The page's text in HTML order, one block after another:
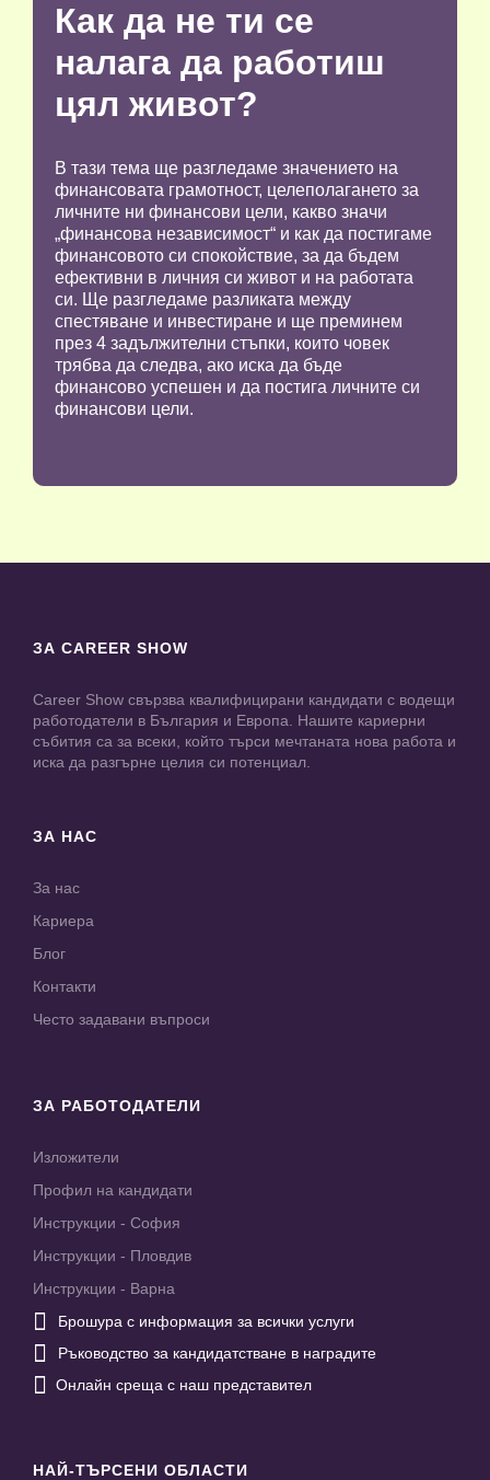
Как да не ти се
налага да работиш
цял живот?
В тази тема ще разгледаме значението на
финансовата грамотност, целеполагането за
личните ни финансови цели, какво значи
„финансова независимост“ и как да постигаме
финансовото си спокойствие, за да бъдем
ефективни в личния си живот и на работата
си. Ще разгледаме разликата между
спестяване и инвестиране и ще преминем
през 4 задължителни стъпки, които човек
трябва да следва, ако иска да бъде
финансово успешен и да постига личните си
финансови цели.
ЗА CAREER SHOW
Career Show свързва квалифицирани кандидати с водещи
работодатели в България и Европа. Нашите кариерни
събития са за всеки, който търси мечтаната нова работа и
иска да разгърне целия си потенциал.
ЗА НАС
За нас
Кариера
Блог
Контакти
Често задавани въпроси
ЗА РАБОТОДАТЕЛИ
Изложители
Профил на кандидати
Инструкции - София
Инструкции - Пловдив
Инструкции - Варна
 Брошура с информация за всички услуги
 Ръководство за кандидатстване в наградите
 Онлайн среща с наш представител
НАЙ-ТЪРСЕНИ ОБЛАСТИ